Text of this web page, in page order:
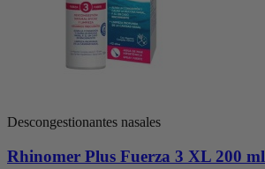
Descongestionantes nasales
Rhinomer Plus Fuerza 3 XL 200 ml